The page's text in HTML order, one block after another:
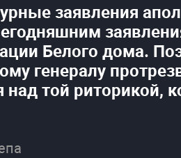
заявления
Белого дома.
генералу
над той риторикой,